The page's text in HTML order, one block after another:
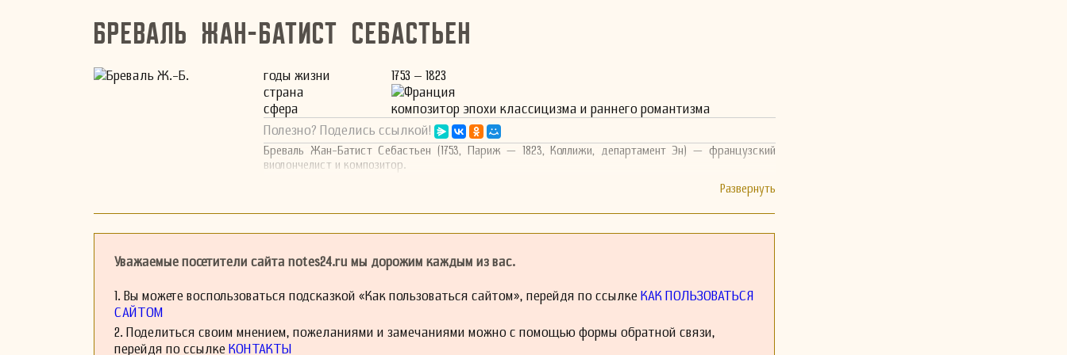
Бреваль Жан-Батист Себастьен
годы жизни
1753 – 1823
страна
Франция
сфера
композитор эпохи классицизма и раннего романтизма
Полезно? Поделись ссылкой!
Бреваль Жан-Батист Себастьен (1753, Париж — 1823, Коллижи, департамент Эн) — французский
виолончелист и композитор.
Уважаемые посетители сайта notes24.ru мы дорожим каждым из вас.
1. Вы можете воспользоваться подсказкой «Как пользоваться сайтом», перейдя по ссылке КАК ПОЛЬЗОВАТЬСЯ
САЙТОМ
2. Поделиться своим мнением, пожеланиями и замечаниями можно с помощью формы обратной связи,
перейдя по ссылке КОНТАКТЫ